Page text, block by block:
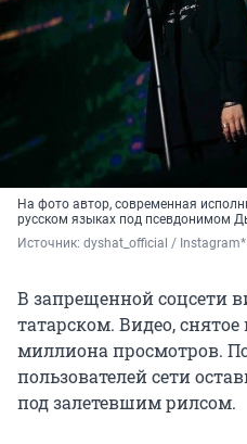
На фото автор, современная
русском языках под псевдонимом
Источник: dyshat_official / Instagram*
В запрещенной соцсети
татарском. Видео,
миллиона просмотров.
пользователей сети
под залетевшим рилсом.